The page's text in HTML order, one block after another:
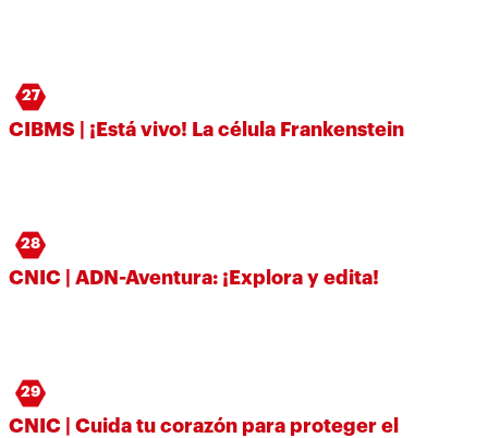
27
CIBMS | ¡Está vivo! La célula Frankenstein
28
CNIC | ADN-Aventura: ¡Explora y edita!
29
CNIC | Cuida tu corazón para proteger el